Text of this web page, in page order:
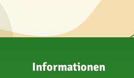
Informationen